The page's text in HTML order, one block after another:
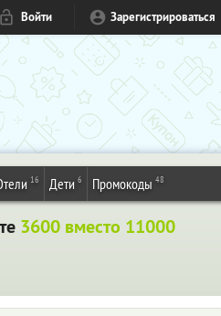
Войти Зарегистрироваться
16 Дети 6 Промокоды 48
3600 вместо 11000